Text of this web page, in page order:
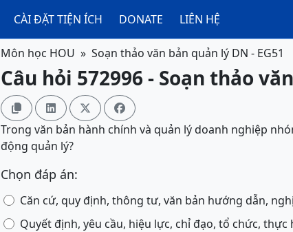
CÀI ĐẶT TIỆN ÍCH DONATE LIÊN HỆ
Môn học HOU Soạn thảo văn bản quản lý DN - EG51
Câu hỏi 572996 - Soạn thảo
   
Trong văn bản hành chính và quản lý doanh nghiệp
động quản lý?
Chọn đáp án:
Căn cứ, quy định, thông tư, văn bản hướng dẫn,
Quyết định, yêu cầu, hiệu lực, chỉ đạo, tổ chức, thực